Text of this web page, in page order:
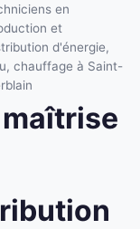
en
et
d'énergie,
chauffage à Saint-